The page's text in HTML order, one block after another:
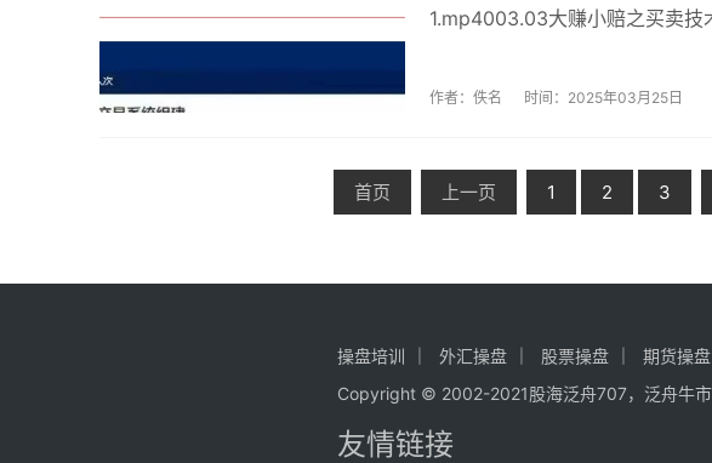
1.mp4003.03大赚小赔之买卖
作者：佚名 时间：2025年03月25日
首页 上一页 1 2 3
操盘培训 外汇操盘 股票操盘 期货操盘
Copyright © 2002-2021股海泛舟707，泛舟牛市
友情链接